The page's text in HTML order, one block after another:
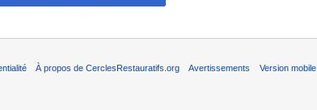
À propos de CerclesRestauratifs.org Avertissements Version mobile